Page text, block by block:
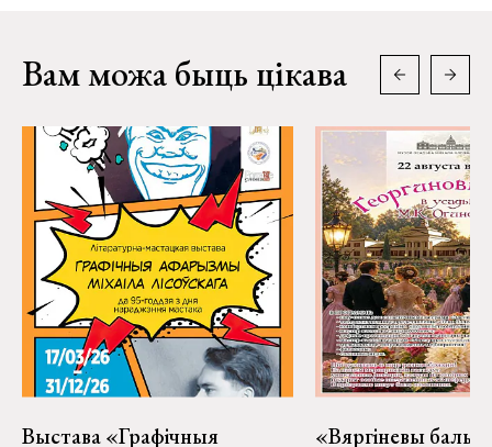
Вам можа быць цікава
Выстава «Графічныя
«Вяргіневы баль»